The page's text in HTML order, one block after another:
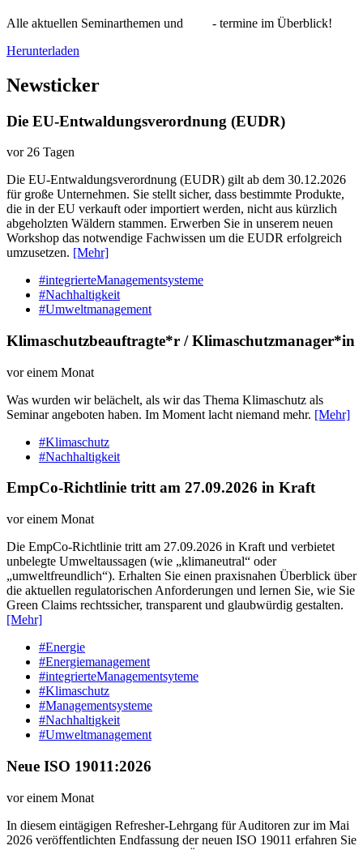
Alle aktuellen Seminarthemen und - termine im Überblick!
Herunterladen
Newsticker
Die EU-Entwaldungsverordnung (EUDR)
vor 26 Tagen
Die EU-Entwaldungsverordnung (EUDR) gilt ab dem 30.12.2026
für große Unternehmen. Sie stellt sicher, dass bestimmte Produkte,
die in der EU verkauft oder importiert werden, nicht aus kürzlich
abgeholzten Wäldern stammen. Erwerben Sie in unserem neuen
Workshop das notwendige Fachwissen um die EUDR erfolgreich
umzusetzen. [Mehr]
#integrierteManagementsysteme
#Nachhaltigkeit
#Umweltmanagement
Klimaschutzbeauftragte*r / Klimaschutzmanager*in
vor einem Monat
Was wurden wir belächelt, als wir das Thema Klimaschutz als
Seminar angeboten haben. Im Moment lacht niemand mehr. [Mehr]
#Klimaschutz
#Nachhaltigkeit
EmpCo-Richtlinie tritt am 27.09.2026 in Kraft
vor einem Monat
Die EmpCo-Richtlinie tritt am 27.09.2026 in Kraft und verbietet
unbelegte Umweltaussagen (wie „klimaneutral“ oder
„umweltfreundlich“). Erhalten Sie einen praxisnahen Überblick über
die aktuellen regulatorischen Anforderungen und lernen Sie, wie Sie
Green Claims rechtssicher, transparent und glaubwürdig gestalten.
[Mehr]
#Energie
#Energiemanagement
#integrierteManagementsyteme
#Klimaschutz
#Managementsysteme
#Nachhaltigkeit
#Umweltmanagement
Neue ISO 19011:2026
vor einem Monat
In diesem eintägigen Refresher-Lehrgang für Auditoren zur im Mai
2026 veröffentlichten Endfassung der neuen ISO 19011 erfahren Sie